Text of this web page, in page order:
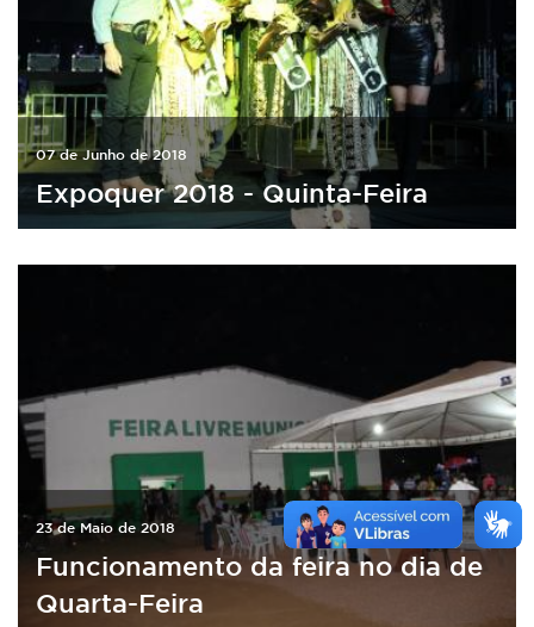
07 de Junho de 2018
Expoquer 2018 - Quinta-Feira
23 de Maio de 2018
Funcionamento da feira no dia de
Quarta-Feira